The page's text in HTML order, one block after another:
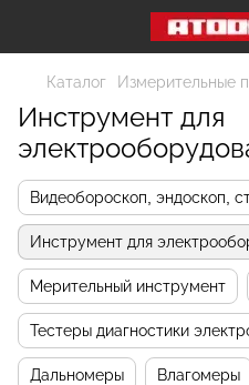
Каталог Измерительные
Инструмент для
Видеобороскоп, эндоскоп,
Инструмент для
Мерительный инструмент
Тестеры диагностики
Дальномеры Влагомеры